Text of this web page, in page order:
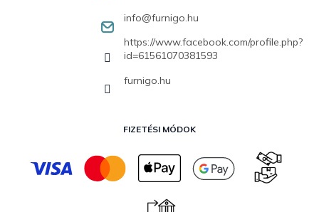
info@furnigo.hu
https://www.facebook.com/profile.php?
id=61561070381593
furnigo.hu
FIZETÉSI MÓDOK